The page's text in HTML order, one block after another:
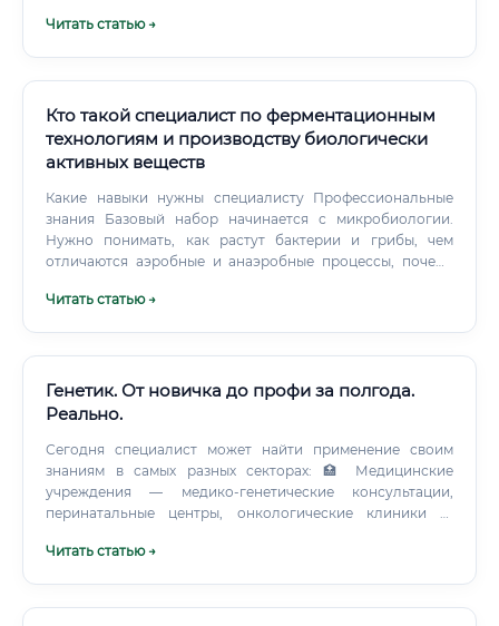
Специалитет: "Биоинженерия и биоинформатика",
биология".
Читать статью →
Кто такой специалист по ферментационным
технологиям и производству биологически
активных веществ
Какие навыки нужны специалисту Профессиональные
знания Базовый набор начинается с микробиологии.
Нужно понимать, как растут бактерии и грибы, чем
отличаются аэробные и анаэробные процессы, почему
контаминация.
Читать статью →
Генетик. От новичка до профи за полгода.
Реально.
Сегодня специалист может найти применение своим
знаниям в самых разных секторах: 🏥 Медицинские
учреждения — медико-генетические консультации,
перинатальные центры, онкологические клиники 🔬
профильные НИИ 🏭 Фармацевтические и
Читать статью →